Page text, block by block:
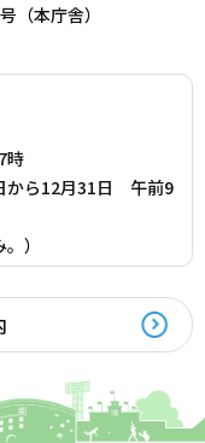
本庁舎）
時
から12月31日 午前9
）